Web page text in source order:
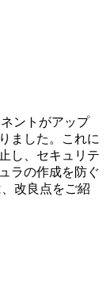
ントがアップ
ました。これに
し、セキュリテ
ラの作成を防ぐ
改良点をご紹